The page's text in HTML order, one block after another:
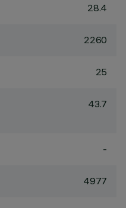
28.4
2260
25
43.7
-
4977